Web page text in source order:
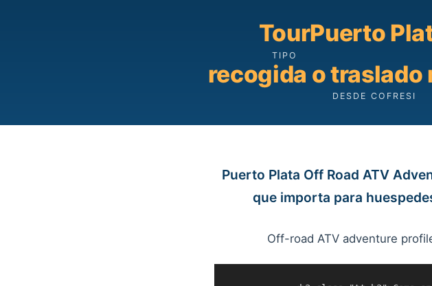
Tour
TIPO
Puerto
recogida o traslado
DESDE COFRESI
Puerto Plata Off Road ATV
que importa para
Off-road ATV adventure